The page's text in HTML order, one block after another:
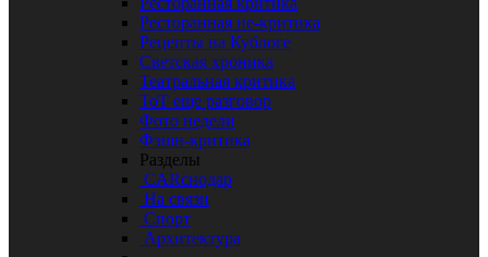
Ресторанная не-критика
Рецепты на Кублоге
Светская хроника
Театральная критика
ТоТ еще разговор
Фото недели
Фэшн-критика
Разделы
CARснодар
На связи
Спорт
Архитектура